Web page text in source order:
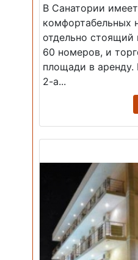
В Санатории
комфортабельных
отдельно стоящий
60 номеров, и
площади в
2-а...